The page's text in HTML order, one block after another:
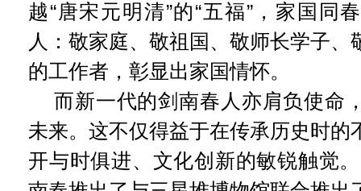
越“唐宋元明清”的“五福”，家国同
人：敬家庭、敬祖国、敬师长学子、
的工作者，彰显出家国情怀。
而新一代的剑南春人亦肩负使命
未来。这不仅得益于在传承历史时的
开与时俱进、文化创新的敏锐触觉